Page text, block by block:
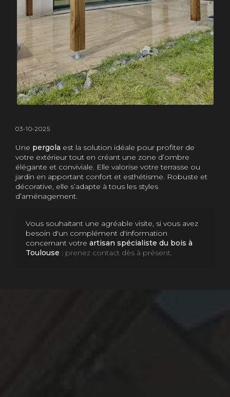
03-10-2025
Une pergola est la solution idéale pour profiter de
votre extérieur tout en créant une zone d’ombre
élégante et conviviale. Elle valorise votre terrasse ou
jardin en apportant confort et esthétisme. Robuste et
décorative, elle s’adapte à tous les styles
d’aménagement.
Vous souhaitant une agréable visite, si vous avez
besoin d'un complément d'information
concernant votre artisan spécialiste du bois à
Toulouse : prenez contact dès à présent.